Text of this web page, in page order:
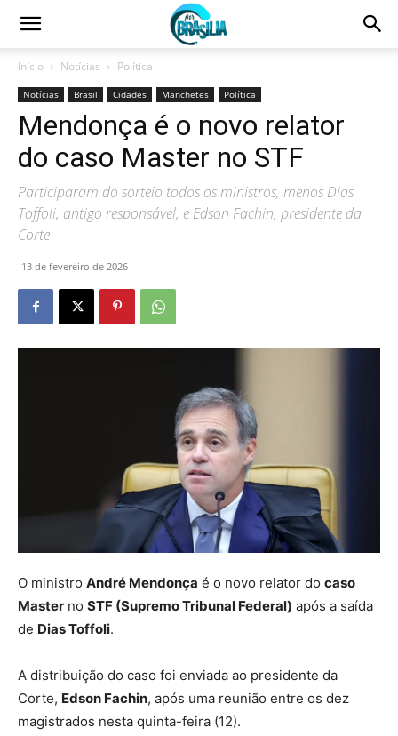
Início Notícias Política
Notícias Brasil Cidades Manchetes Política
Mendonça é o novo relator
do caso Master no STF
Participaram do sorteio todos os ministros, menos Dias
Toffoli, antigo responsável, e Edson Fachin, presidente da
Corte
13 de fevereiro de 2026
O ministro André Mendonça é o novo relator do caso
Master no STF (Supremo Tribunal Federal) após a saída
de Dias Toffoli.
A distribuição do caso foi enviada ao presidente da
Corte, Edson Fachin, após uma reunião entre os dez
magistrados nesta quinta-feira (12).